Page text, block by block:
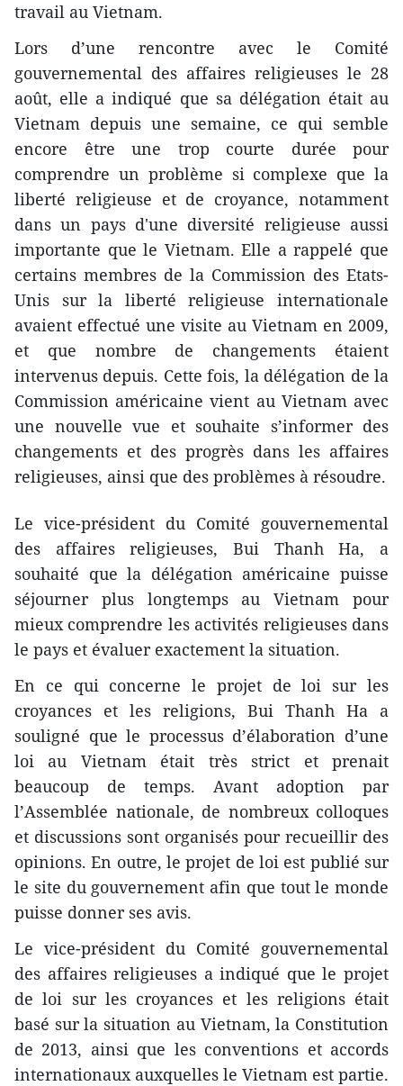
travail au Vietnam.
Lors d’une rencontre avec le Comité
gouvernemental des affaires religieuses le 28
août, elle a indiqué que sa délégation était au
Vietnam depuis une semaine, ce qui semble
encore être une trop courte durée pour
comprendre un problème si complexe ​que la
liberté religieuse et de croyance, notamment
dans un pays d'une diversité religieuse aussi
importante que le Vietnam. Elle a rappelé que
certains membres de la Commission des Etats-
Unis sur la liberté religieuse internationale
avaient effectué une visite au Vietnam en 2009,
et que nombre de changements étaient
intervenus depuis. Cette fois, la délégation de la
Commission américaine vient au Vietnam avec
une nouvelle vue et souhaite s’informer des
changements et des progrès dans les affaires
religieuses, ainsi que des problèmes à résoudre.
Le vice-président du Comité gouvernemental
des affaires religieuses, Bui Thanh Ha, a
souhaité que la délégation américaine puisse
séjourner plus longtemps au Vietnam pour
mieux comprendre les activités religieuses dans
le pays et évaluer exactement la situation.
En ce qui concerne le projet de loi sur les
croyances et les religions, Bui Thanh Ha a
souligné que le processus d’élaboration d’une
loi au Vietnam était très strict et prenait
beaucoup de temps. Avant ​adoption par
l’Assemblée nationale, de nombreux colloques
et discussions sont organisés pour recueillir des
opinions. En outre, le projet de loi est publié sur
le site du gouvernement afin que tout le monde
puisse donner ses avis.
Le vice-président du Comité gouvernemental
des affaires religieuses a indiqué que le projet
de loi sur les croyances et les religions était
basé sur la situation au Vietnam, la Constitution
de 2013, ainsi que les conventions et accords
internationaux ​auxquelles le Vietnam ​est partie.